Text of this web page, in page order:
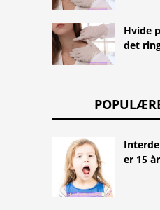
Hvide
det
er 15